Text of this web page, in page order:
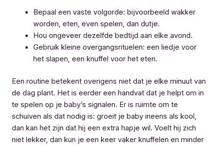
Bepaal een vaste volgorde: bijvoorbeeld wakker
worden, eten, even spelen, dan dutje.
Hou ongeveer dezelfde bedtijd aan elke avond.
Gebruik kleine overgangsrituelen: een liedje voor
het slapen, een knuffel voor het eten.
Een routine betekent overigens niet dat je elke minuut van
de dag plant. Het is eerder een handvat dat je helpt om in
te spelen op je baby’s signalen. Er is ruimte om te
schuiven als dat nodig is: groeit je baby ineens als kool,
dan kan het zijn dat hij een extra hapje wil. Voelt hij zich
niet lekker, dan kun je een keer vaker knuffelen en minder